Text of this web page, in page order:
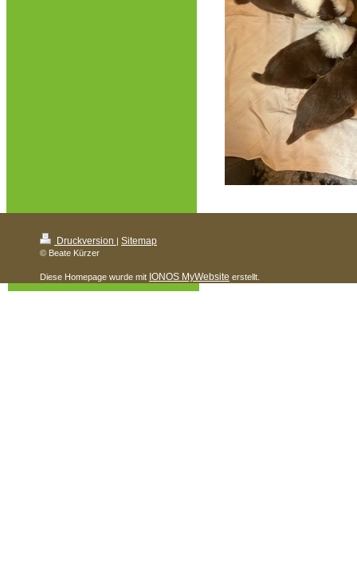
Druckversion | Sitemap
© Beate Kürzer
Diese Homepage wurde mit IONOS MyWebsite erstellt.